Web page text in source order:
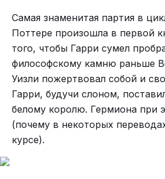
Игра между Агабеком и Сафаром.
виден невооруженным взглядом, а
иллюстратор наметил набросокм
Белый король, выжатый из
всех сторон стиснут
готовыми нанести последний
Итак, поехали. Коротко о
фасоль двух видов: инь-ян и
(65 руб. упаковка)
Упаковка семян
Бобы были предварительно
Самая знаменитая партия в
Поттере произошла в первой
того, чтобы Гарри сумел
философскому камню раньше
Уизли пожертвовал собой и
Гарри, будучи слоном,
белому королю. Гермиона при
(почему в некоторых
курсе).